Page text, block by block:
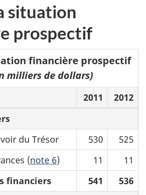
situation
prospectif
financière prospectif
milliers de dollars)
2011
2012
du Trésor
530
525
(note 6) 11
11
financiers
541
536